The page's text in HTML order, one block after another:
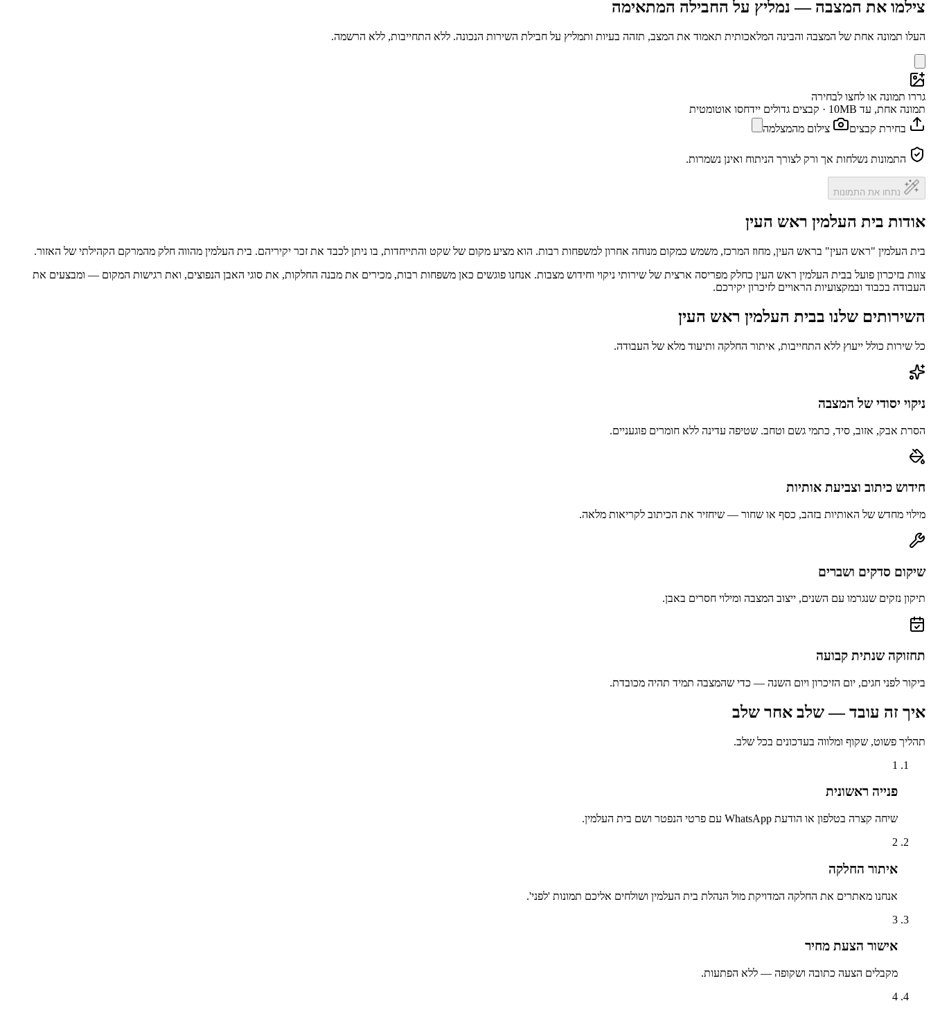
צילמו את המצבה — נמליץ על החבילה המתאימה
העלו תמונה אחת של המצבה והבינה המלאכותית תאמוד את המצב, תזהה בעיות ותמליץ על חבילת השירות הנכונה. ללא התחייבות, ללא הרשמה.
גררו תמונה או לחצו לבחירה
תמונה אחת, עד 10MB · קבצים גדולים יידחסו אוטומטית
בחירת קבצים
צילום מהמצלמה
התמונות נשלחות אך ורק לצורך הניתוח ואינן נשמרות.
נתחו את התמונות
אודות בית העלמין ראש העין
בית העלמין "ראש העין" בראש העין, מחוז המרכז, משמש כמקום מנוחה אחרון למשפחות רבות. הוא מציע מקום של שקט והתייחדות, בו ניתן לכבד את זכר יקיריהם. בית העלמין מהווה חלק מהמרקם הקהילתי של האזור.
צוות בזיכרון פועל בבית העלמין ראש העין כחלק מפריסה ארצית של שירותי ניקוי וחידוש מצבות. אנחנו פוגשים כאן משפחות רבות, מכירים את מבנה החלקות, את סוגי האבן הנפוצים, ואת רגישות המקום — ומבצעים את
העבודה בכבוד ובמקצועיות הראויים לזיכרון יקירכם.
השירותים שלנו בבית העלמין ראש העין
כל שירות כולל ייעוץ ללא התחייבות, איתור החלקה ותיעוד מלא של העבודה.
ניקוי יסודי של המצבה
הסרת אבק, אזוב, סיד, כתמי גשם וטחב. שטיפה עדינה ללא חומרים פוגעניים.
חידוש כיתוב וצביעת אותיות
מילוי מחדש של האותיות בזהב, כסף או שחור — שיחזיר את הכיתוב לקריאות מלאה.
שיקום סדקים ושברים
תיקון נזקים שנגרמו עם השנים, ייצוב המצבה ומילוי חסרים באבן.
תחזוקה שנתית קבועה
ביקור לפני חגים, יום הזיכרון ויום השנה — כדי שהמצבה תמיד תהיה מכובדת.
איך זה עובד — שלב אחר שלב
תהליך פשוט, שקוף ומלווה בעדכונים בכל שלב.
1
פנייה ראשונית
שיחה קצרה בטלפון או הודעת WhatsApp עם פרטי הנפטר ושם בית העלמין.
2
איתור החלקה
אנחנו מאתרים את החלקה המדויקת מול הנהלת בית העלמין ושולחים אליכם תמונות 'לפני'.
3
אישור הצעת מחיר
מקבלים הצעה כתובה ושקופה — ללא הפתעות.
4